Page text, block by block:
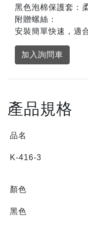
黑色泡棉保護套：
附贈螺絲：
安裝簡單快速，適
加入詢問車
產品規格
品名
K-416-3
顏色
黑色